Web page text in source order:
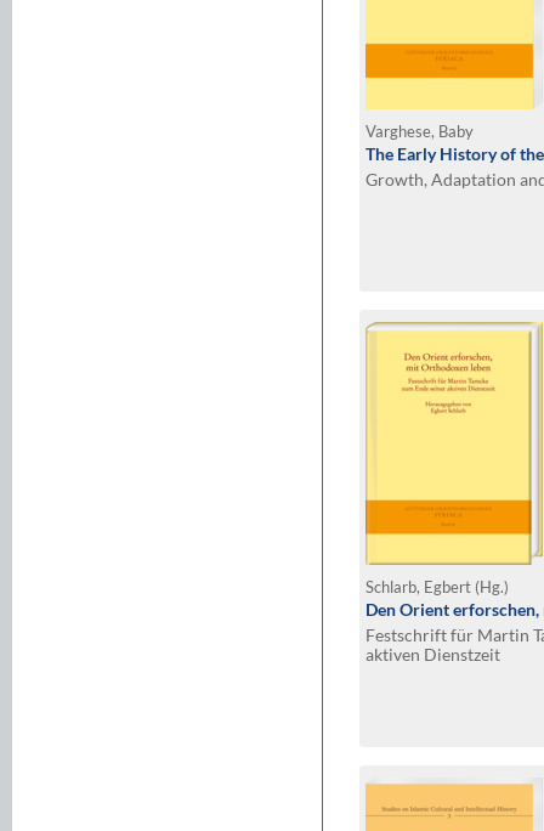
Varghese, Baby
The Early History of
Growth, Adaptation
Schlarb, Egbert (Hg.)
Den Orient
Festschrift für Martin
aktiven Dienstzeit